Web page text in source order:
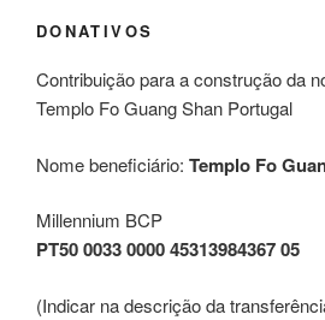
DONATIVOS
Contribuição para a construção da
Templo Fo Guang Shan Portugal
Nome beneficiário: Templo Fo
Millennium BCP
PT50 0033 0000 45313984367 05
(Indicar na descrição da